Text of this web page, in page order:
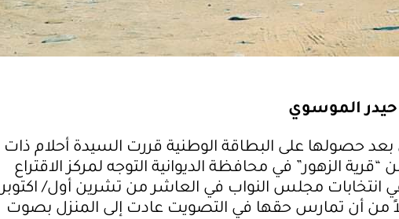
حيدر الموسوي
بعد حصولها على البطاقة الوطنية قررت السيدة أحلام ذات
من “قرية الزهور” في محافظة الديوانية التوجه لمركز الاقتراع
انتخابات مجلس النواب في العاشر من تشرين أول/ اكتوبر
من أن تمارس حقها في التصويت عادت إلى المنزل بصوت